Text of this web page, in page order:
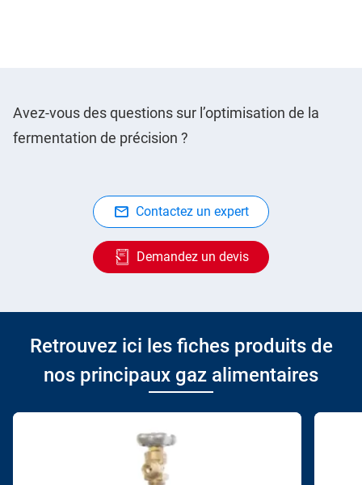
Avez-vous des questions sur l’optimisation de la
fermentation de précision ?
Contactez un expert
Demandez un devis
Retrouvez ici les fiches produits de
nos principaux gaz alimentaires